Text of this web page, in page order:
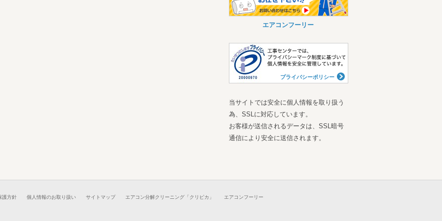
エアコンフーリー
プライバシーポリシー
当サイトでは安全に個人情報を取り扱う
為、SSLに対応しています。
お客様が送信されるデータは、SSL暗号
通信により安全に送信されます。
護方針 個人情報のお取り扱い サイトマップ エアコン分解クリーニング「クリピカ」 エアコンフーリー